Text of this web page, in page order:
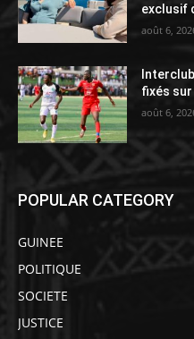
exclusif
août 6,
fixés
août 6,
POPULAR CATEGORY
GUINEE
POLITIQUE
SOCIETE
JUSTICE